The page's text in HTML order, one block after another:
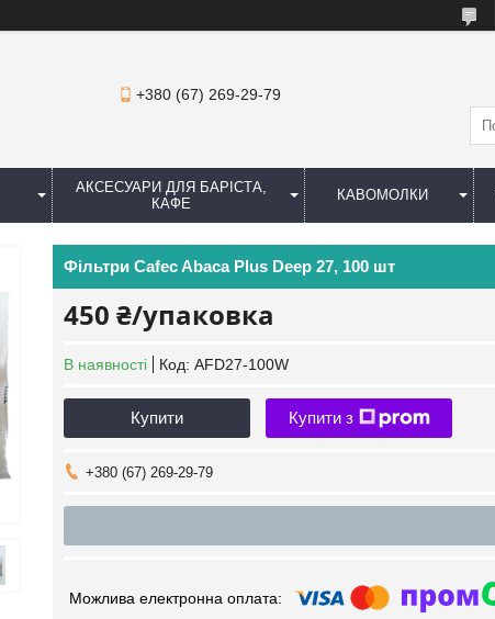
+380 (67) 269-29-79
АКСЕСУАРИ ДЛЯ БАРІСТА,
КАФЕ
КАВОМОЛКИ
Фільтри Cafec Abaca Plus Deep 27, 100 шт
450 ₴/упаковка
В наявності Код: AFD27-100W
Купити Купити з
+380 (67) 269-29-79